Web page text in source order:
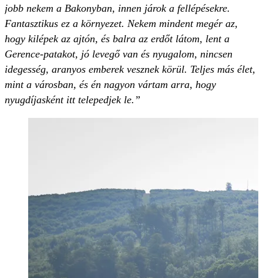
jobb nekem a Bakonyban, innen járok a fellépésekre.
Fantasztikus ez a környezet. Nekem mindent megér az,
hogy kilépek az ajtón, és balra az erdőt látom, lent a
Gerence-patakot, jó levegő van és nyugalom, nincsen
idegesség, aranyos emberek vesznek körül. Teljes más élet,
mint a városban, és én nagyon vártam arra, hogy
nyugdíjasként itt telepedjek le.”